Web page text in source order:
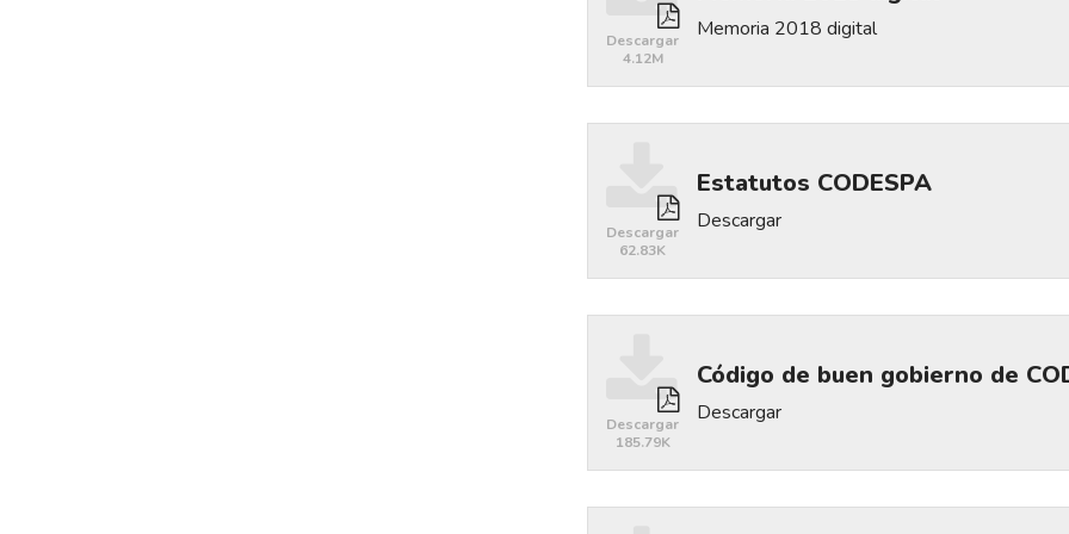
Descargar
4.12M
Memoria 2018 digital
Descargar
62.83K
Estatutos CODESPA
Descargar
Descargar
185.79K
Código de buen gobierno de
Descargar